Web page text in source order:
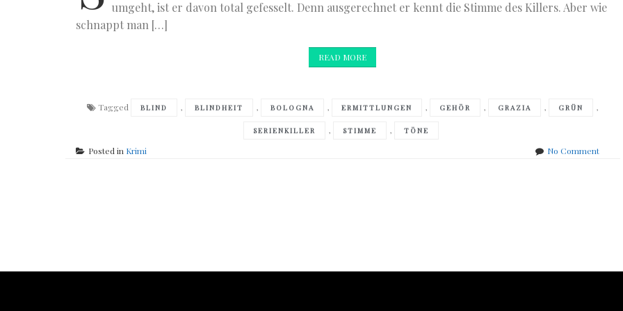
umgeht, ist er davon total gefesselt. Denn ausgerechnet er kennt die Stimme des Killers. Aber wie
schnappt man […]
READ MORE
Tagged BLIND , BLINDHEIT , BOLOGNA , ERMITTLUNGEN , GEHÖR , GRAZIA , GRÜN ,
SERIENKILLER , STIMME , TÖNE
Posted in Krimi No Commenton